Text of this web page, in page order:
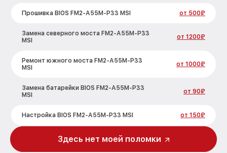
Прошивка BIOS FM2-A55M-P33 MSI от 500₽
Замена северного моста FM2-A55M-P33
MSI
от 1200₽
Ремонт южного моста FM2-A55M-P33
MSI
от 1000₽
Замена батарейки BIOS FM2-A55M-P33
MSI
от 90₽
Настройка BIOS FM2-A55M-P33 MSI от 150₽
Здесь нет моей поломки